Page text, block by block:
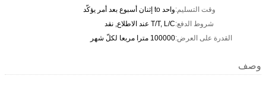
وقت التسليم:واحد to إثنان أسبوع بعد أمر يؤكّد
شروط الدفع:T/T, L/C عند الاطلاع, نقد
القدرة على العرض:100000 مترا مربعا لكلّ شهر
وصف